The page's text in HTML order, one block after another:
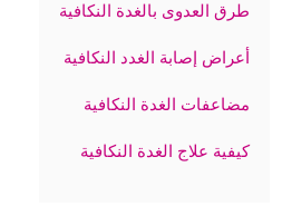
طرق العدوى بالغدة النكافية
أعراض إصابة الغدد النكافية
مضاعفات الغدة النكافية
كيفية علاج الغدة النكافية